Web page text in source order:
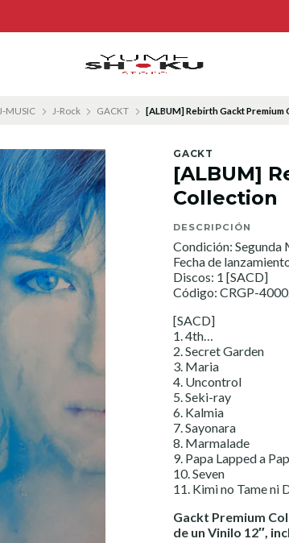
J-MUSIC J-Rock GACKT [ALBUM] Rebirth Gackt Premium
GACKT
[ALBUM]
Collection
DESCRIPCIÓN
Condición: Segunda
Fecha de
Discos: 1 [SACD]
Código: CRGP-
[SACD]
1. 4th…
2. Secret Garden
3. Maria
4. Uncontrol
5. Seki-ray
6. Kalmia
7. Sayonara
8. Marmalade
9. Papa Lapped a
10. Seven
11. Kimi no Tame ni
Gackt Premium
de un Vinilo 12″,